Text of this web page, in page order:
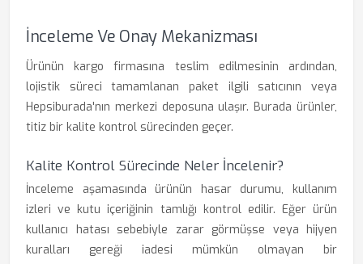
İnceleme Ve Onay Mekanizması
Ürünün kargo firmasına teslim edilmesinin ardından,
lojistik süreci tamamlanan paket ilgili satıcının veya
Hepsiburada'nın merkezi deposuna ulaşır. Burada ürünler,
titiz bir kalite kontrol sürecinden geçer.
Kalite Kontrol Sürecinde Neler İncelenir?
İnceleme aşamasında ürünün hasar durumu, kullanım
izleri ve kutu içeriğinin tamlığı kontrol edilir. Eğer ürün
kullanıcı hatası sebebiyle zarar görmüşse veya hijyen
kuralları gereği iadesi mümkün olmayan bir